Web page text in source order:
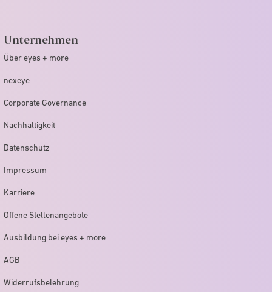
Unternehmen
Über eyes + more
nexeye
Corporate Governance
Nachhaltigkeit
Datenschutz
Impressum
Karriere
Offene Stellenangebote
Ausbildung bei eyes + more
AGB
Widerrufsbelehrung